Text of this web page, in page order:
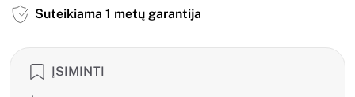
Suteikiama 1 metų garantija
ĮSIMINTI